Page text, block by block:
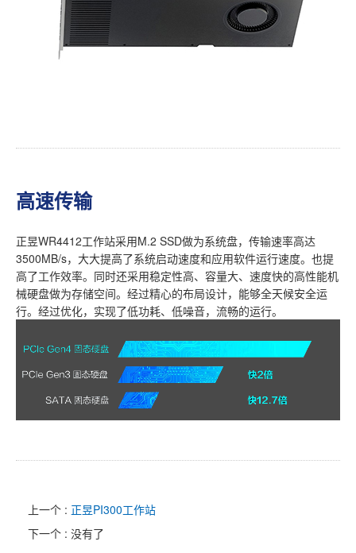
高速传输
正昱WR4412工作站采用M.2 SSD做为系统盘，传输速率高达
3500MB/s，大大提高了系统启动速度和应用软件运行速度。也提
高了工作效率。同时还采用稳定性高、容量大、速度快的高性能机
械硬盘做为存储空间。经过精心的布局设计，能够全天候安全运
行。经过优化，实现了低功耗、低噪音，流畅的运行。
上一个 : 正昱PI300工作站
下一个 : 没有了